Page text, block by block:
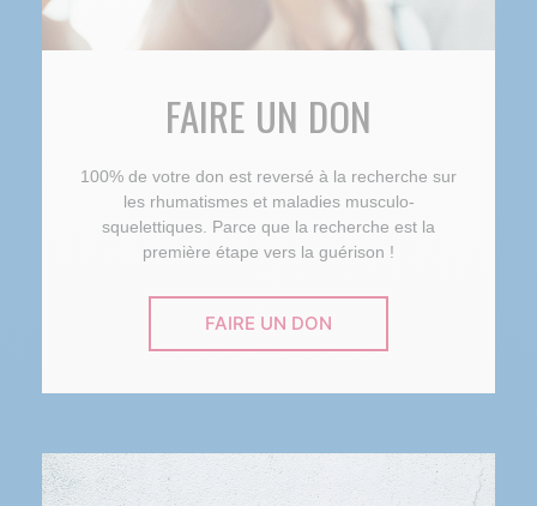
FAIRE UN DON
100% de votre don est reversé à la recherche sur
les rhumatismes et maladies musculo-
squelettiques. Parce que la recherche est la
première étape vers la guérison !
FAIRE UN DON